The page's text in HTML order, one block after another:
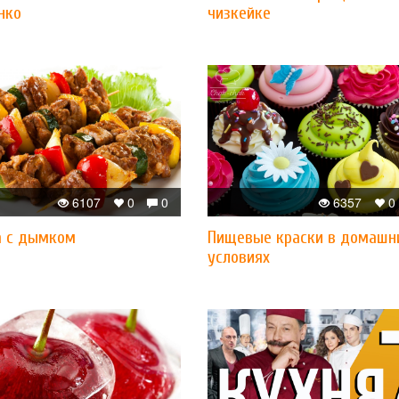
чизкейке
0
0
6107
с дымком
0
6357
Пищевые краски в
условиях